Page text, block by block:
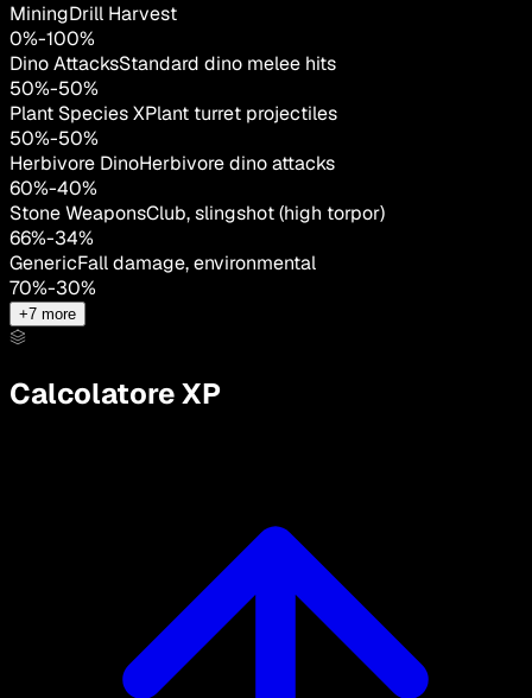
MiningDrill Harvest
0%-100%
Dino AttacksStandard dino melee hits
50%-50%
Plant Species XPlant turret projectiles
50%-50%
Herbivore DinoHerbivore dino attacks
60%-40%
Stone WeaponsClub, slingshot (high torpor)
66%-34%
GenericFall damage, environmental
70%-30%
+7 more
Calcolatore XP